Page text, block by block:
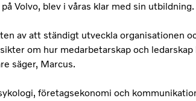
Volvo, blev i våras klar med sin utbildning.
av att ständigt utveckla organisationen
om hur medarbetarskap och ledarskap
säger, Marcus.
företagsekonomi och